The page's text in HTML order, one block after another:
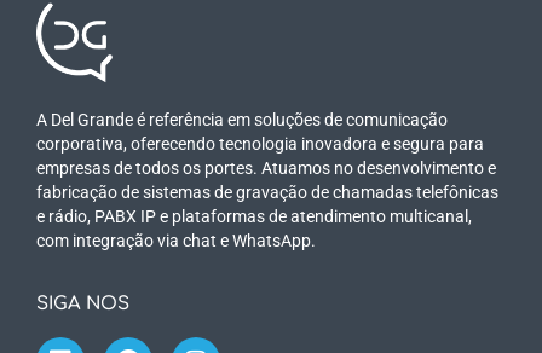
A Del Grande é referência em soluções de comunicação
corporativa, oferecendo tecnologia inovadora e segura para
empresas de todos os portes. Atuamos no desenvolvimento e
fabricação de sistemas de gravação de chamadas telefônicas
e rádio, PABX IP e plataformas de atendimento multicanal,
com integração via chat e WhatsApp.
SIGA NOS